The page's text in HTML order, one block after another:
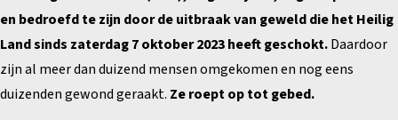
en bedroefd te zijn door de uitbraak van geweld die het Heilig
Land sinds zaterdag 7 oktober 2023 heeft geschokt.Daardoor
zijn al meer dan duizend mensen omgekomen en nog eens
duizenden gewond geraakt. Ze roept op tot gebed.